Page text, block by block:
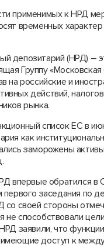
применимых к НРД
временных
депозитарий (НРД) –
Группу
на российские и
действий,
рынка.
список ЕС в
как
заморожены
впервые обратился
первого заседания по
своей стороны
не способствовали
заявили, что
доступ к